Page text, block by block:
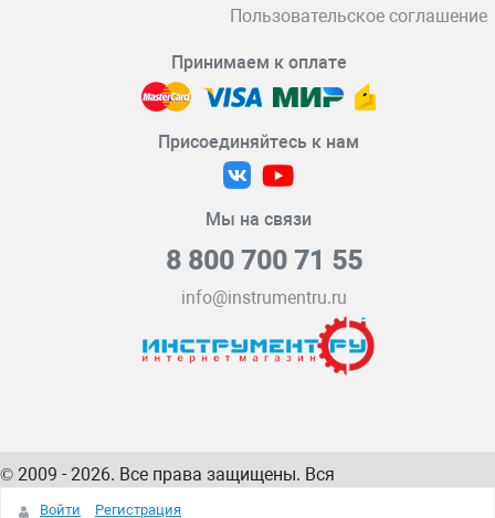
Пользовательское соглашение
Принимаем к оплате
Присоединяйтесь к нам
Мы на связи
8 800 700 71 55
info@instrumentru.ru
© 2009 - 2026. Все права защищены. Вся
информация на сайте – собственность
Войти Регистрация